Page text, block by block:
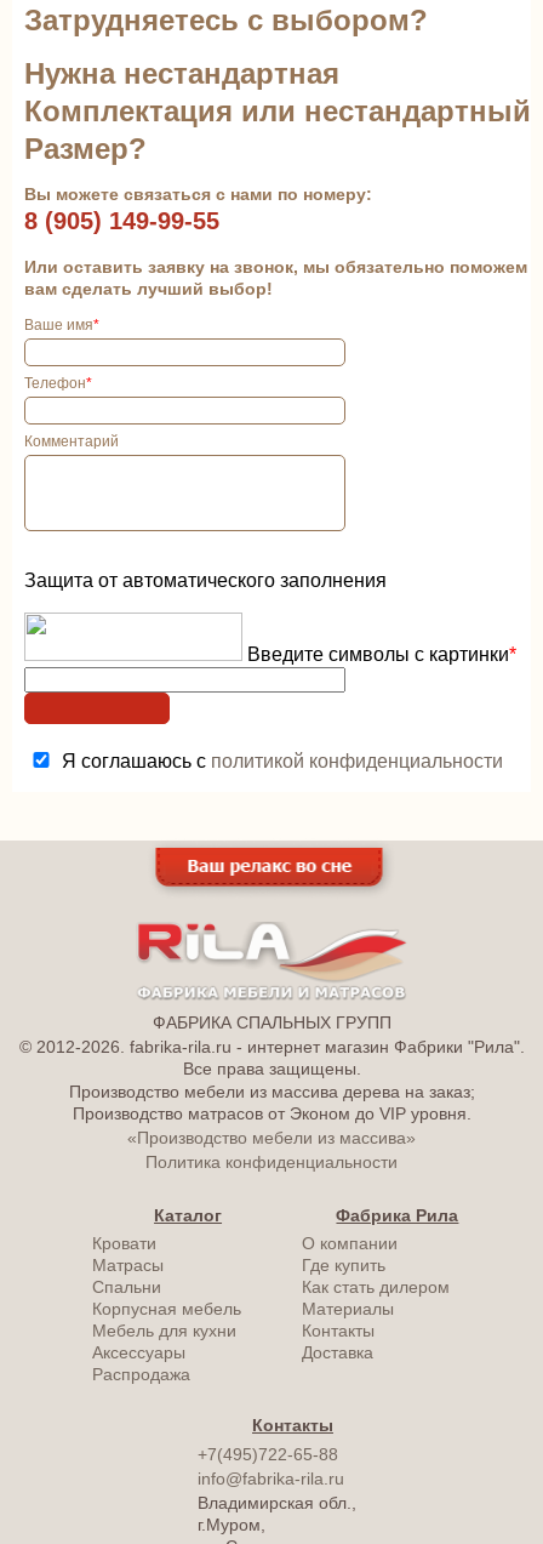
Затрудняетесь с выбором?
Нужна нестандартная
Комплектация или нестандартный
Размер?
Вы можете связаться с нами по номеру:
8 (905) 149-99-55
Или оставить заявку на звонок, мы обязательно поможем
вам сделать лучший выбор!
Ваше имя*
Телефон*
Комментарий
Защита от автоматического заполнения
Введите символы с картинки*
Я соглашаюсь с политикой конфиденциальности
ФАБРИКА СПАЛЬНЫХ ГРУПП
© 2012-2026. fabrika-rila.ru - интернет магазин Фабрики "Рила".
Все права защищены.
Производство мебели из массива дерева на заказ;
Производство матрасов от Эконом до VIP уровня.
«Производство мебели из массива»
Политика конфиденциальности
Каталог
Кровати
Матрасы
Спальни
Корпусная мебель
Мебель для кухни
Аксессуары
Распродажа
Фабрика Рила
О компании
Где купить
Как стать дилером
Материалы
Контакты
Доставка
Контакты
+7(495)722-65-88
info@fabrika-rila.ru
Владимирская обл.,
г.Муром,